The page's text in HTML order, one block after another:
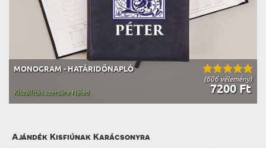
(606 vélemény)
MONOGRAM - HATÁRIDŐNAPLÓ
7200 Ft
Kiszállítás szerdára Nálad
Ajándék Kisfiúnak Karácsonyra